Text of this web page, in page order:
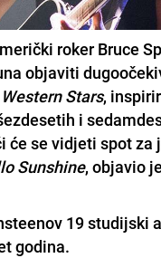
roker Bruce
objaviti
Western Stars,
i
će se vidjeti spot za
Sunshine, objavio
19 studijski
godina.